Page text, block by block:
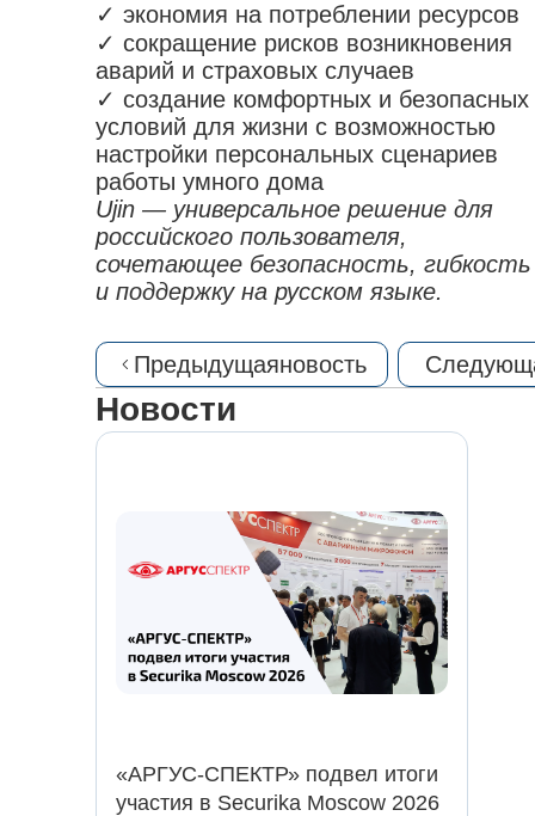
✓ экономия на потреблении ресурсов
✓ сокращение рисков возникновения
аварий и страховых случаев
✓ создание комфортных и безопасных
условий для жизни с возможностью
настройки персональных сценариев
работы умного дома
Ujin — универсальное решение для
российского пользователя,
сочетающее безопасность, гибкость
и поддержку на русском языке.
Предыдущаяновость
Новости
«АРГУС-СПЕКТР» подвел итоги
участия в Securika Moscow 2026